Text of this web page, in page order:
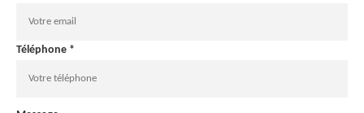
Téléphone *